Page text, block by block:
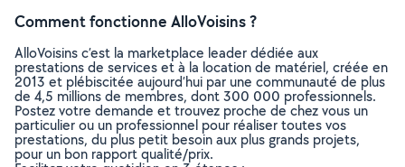
Comment fonctionne AlloVoisins ?
AlloVoisins c’est la marketplace leader dédiée aux
prestations de services et à la location de matériel, créée en
2013 et plébiscitée aujourd’hui par une communauté de plus
de 4,5 millions de membres, dont 300 000 professionnels.
Postez votre demande et trouvez proche de chez vous un
particulier ou un professionnel pour réaliser toutes vos
prestations, du plus petit besoin aux plus grands projets,
pour un bon rapport qualité/prix.